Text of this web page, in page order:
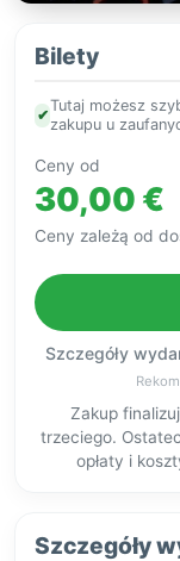
Bilety
✔
Tutaj możesz
zakupu u
Ceny od
30,00 €
Ceny zależą od
Szczegóły
Zakup
trzeciego.
opłaty i
Szczegóły